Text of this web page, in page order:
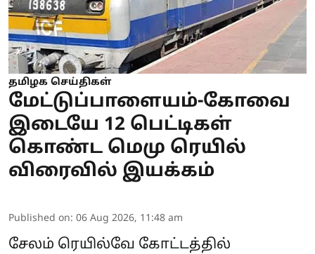
தமிழக செய்திகள்
மேட்டுப்பாளையம்-கோவை
இடையே 12 பெட்டிகள்
கொண்ட மெமு ரெயில்
விரைவில் இயக்கம்
Published on: 06 Aug 2026, 11:48 am
சேலம் ரெயில்வே கோட்டத்தில்